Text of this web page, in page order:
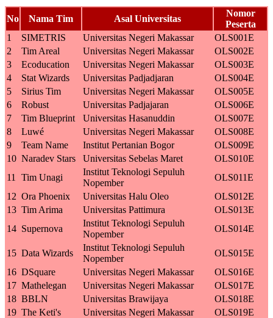
No Nama Tim Asal Universitas
Nomor
Peserta
1
SIMETRIS Universitas Negeri Makassar
OLS001E
2
Tim Areal Universitas Negeri Makassar
OLS002E
3
Ecoducation Universitas Negeri Makassar
OLS003E
4
Stat Wizards Universitas Padjadjaran
OLS004E
5
Sirius Tim Universitas Negeri Makassar
OLS005E
6
Robust Universitas Padjajaran
OLS006E
7
Tim Blueprint Universitas Hasanuddin
OLS007E
8
Luwé Universitas Negeri Makassar
OLS008E
9
Team Name Institut Pertanian Bogor
OLS009E
10 Naradev Stars Universitas Sebelas Maret
OLS010E
11
Tim Unagi
Institut Teknologi Sepuluh
Nopember
OLS011E
12 Ora Phoenix Universitas Halu Oleo
OLS012E
13 Tim Arima Universitas Pattimura
OLS013E
14 Supernova
Institut Teknologi Sepuluh
Nopember
OLS014E
15 Data Wizards
Institut Teknologi Sepuluh
Nopember
OLS015E
16 DSquare Universitas Negeri Makassar
OLS016E
17 Mathelegan Universitas Negeri Makassar
OLS017E
18 BBLN Universitas Brawijaya
OLS018E
19 The Keti's Universitas Negeri Makassar
OLS019E